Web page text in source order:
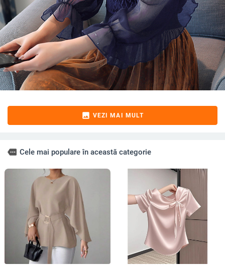
image VEZI MAI MULT
more Cele mai populare în această categorie